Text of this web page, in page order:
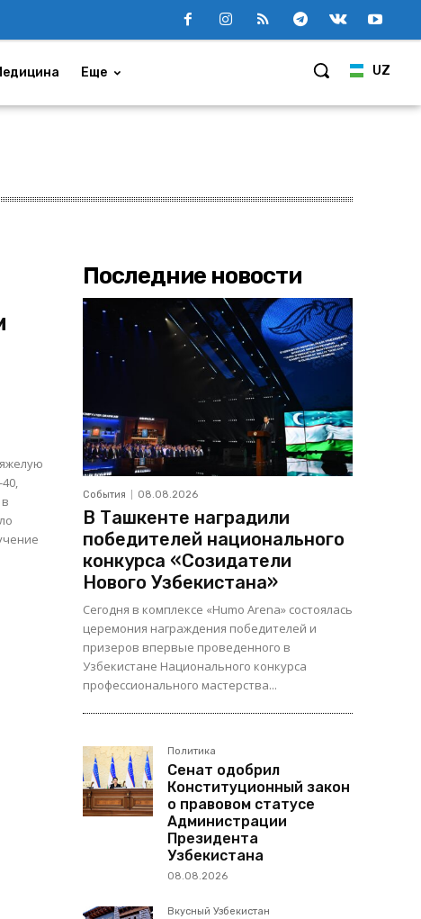
UZ
Еще
Последние новости
События 08.08.2026
В Ташкенте наградили
победителей национального
конкурса «Созидатели
Нового Узбекистана»
Сегодня в комплексе «Humo Arena» состоялась
церемония награждения победителей и
призеров впервые проведенного в
Узбекистане Национального конкурса
профессионального мастерства...
Политика
Сенат одобрил
Конституционный закон
о правовом статусе
Администрации
Президента
Узбекистана
08.08.2026
Вкусный Узбекистан